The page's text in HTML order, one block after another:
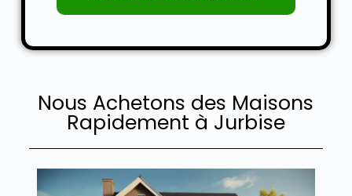
Nous Achetons des Maisons
Rapidement à Jurbise